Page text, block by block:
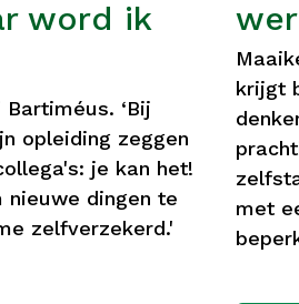
word ik
‘Bij
opleiding zeggen
je kan het!
nieuwe dingen te
zelfverzekerd.'
krijgt
met